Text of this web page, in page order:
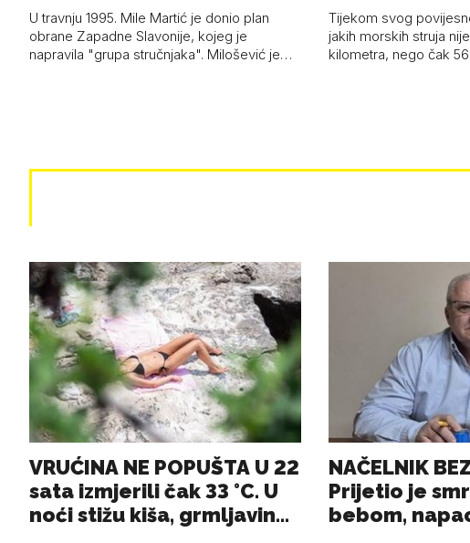
zvao Krivousti'
U travnju 1995. Mile Martić je donio plan
obrane Zapadne Slavonije, kojeg je
napravila "grupa stručnjaka". Milošević je…
Tijekom svog
jakih morskih struja
kilometra, nego čak